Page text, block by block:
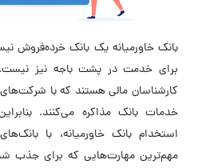
بانک خاورمیانه یک بانک خرده‌فروش
برای خدمت در پشت باجه نیز نیست.
کارشناسان مالی هستند که با
خدمات بانک مذاکره می‌کنند.
استخدام بانک خاورمیانه، با
مهم‌ترین مهارت‌هایی که برای جذب